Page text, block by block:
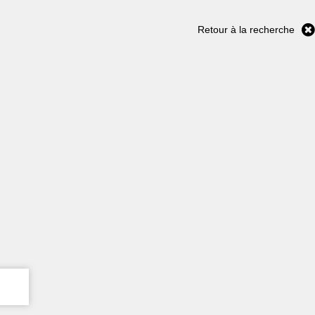
Retour à la recherche